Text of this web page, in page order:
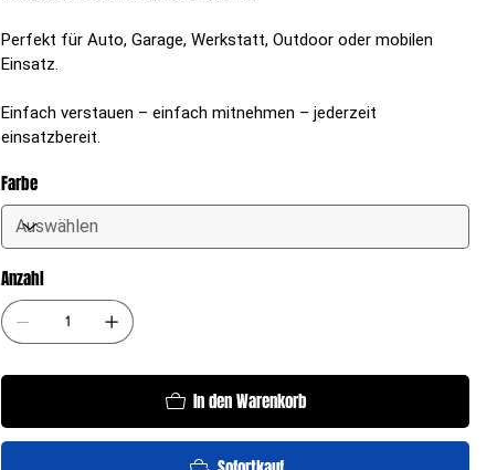
Perfekt für Auto, Garage, Werkstatt, Outdoor oder mobilen
Einsatz.
Einfach verstauen – einfach mitnehmen – jederzeit
einsatzbereit.
Farbe
Anzahl
In den Warenkorb